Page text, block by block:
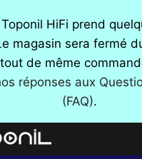
Toponil HiFi prend
magasin sera fermé
de même
réponses aux
(FAQ).